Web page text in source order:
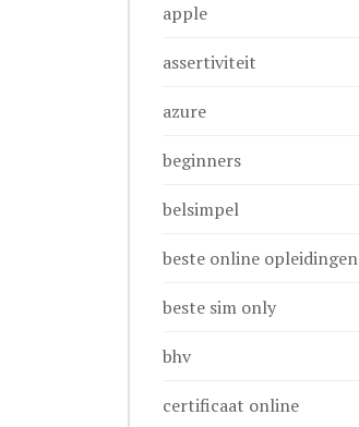
apple
assertiviteit
azure
beginners
belsimpel
beste online opleidingen
beste sim only
bhv
certificaat online